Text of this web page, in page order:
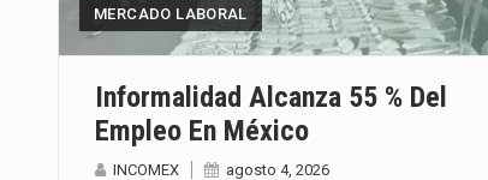
MERCADO LABORAL
Informalidad Alcanza 55 % Del
Empleo En México
INCOMEX agosto 4, 2026